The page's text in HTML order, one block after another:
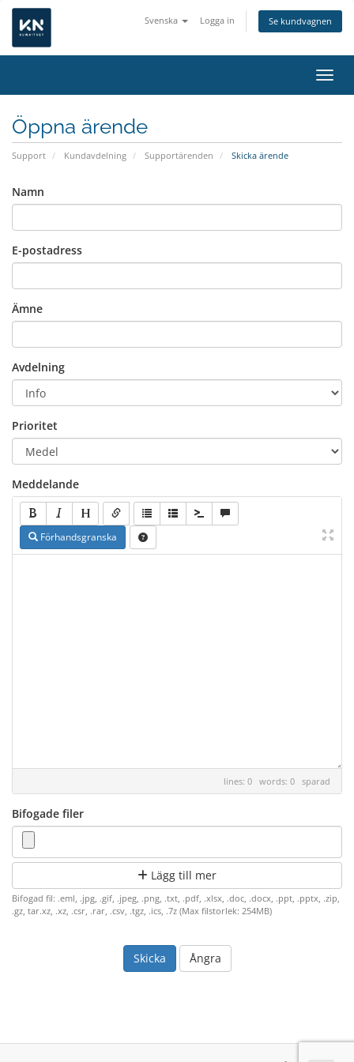
Svenska Logga in Se kundvagnen
Öppna ärende
Support Kundavdelning Supportärenden Skicka ärende
Namn
E-postadress
Ämne
Avdelning
Prioritet
Meddelande
Förhandsgranska
lines: 0 words: 0 sparad
Bifogade filer
Lägg till mer
Bifogad fil: .eml, .jpg, .gif, .jpeg, .png, .txt, .pdf, .xlsx, .doc, .docx, .ppt, .pptx, .zip,
.gz, tar.xz, .xz, .csr, .rar, .csv, .tgz, .ics, .7z (Max filstorlek: 254MB)
Ångra